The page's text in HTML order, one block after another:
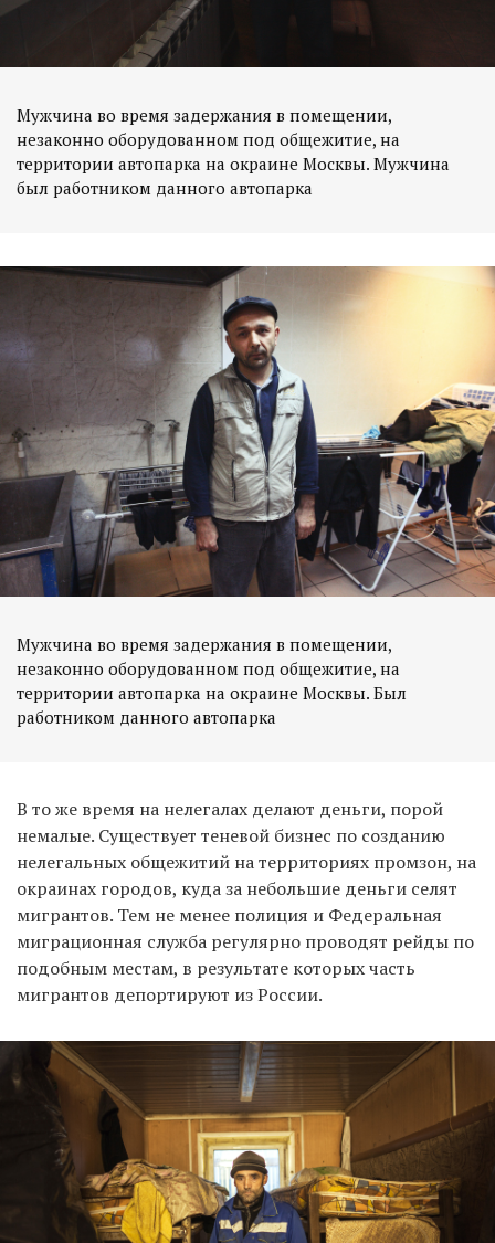
Мужчина во время задержания в помещении,
незаконно оборудованном под общежитие, на
территории автопарка на окраине Москвы. Мужчина
был работником данного автопарка
Мужчина во время задержания в помещении,
незаконно оборудованном под общежитие, на
территории автопарка на окраине Москвы. Был
работником данного автопарка
В то же время на нелегалах делают деньги, порой
немалые. Существует теневой бизнес по созданию
нелегальных общежитий на территориях промзон, на
окраинах городов, куда за небольшие деньги селят
мигрантов. Тем не менее полиция и Федеральная
миграционная служба регулярно проводят рейды по
подобным местам, в результате которых часть
мигрантов депортируют из России.